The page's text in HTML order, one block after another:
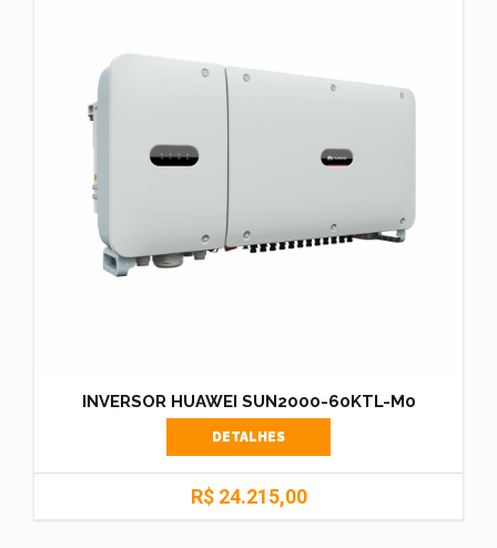
INVERSOR HUAWEI SUN2000-60KTL-M0
DETALHES
R$ 24.215,00